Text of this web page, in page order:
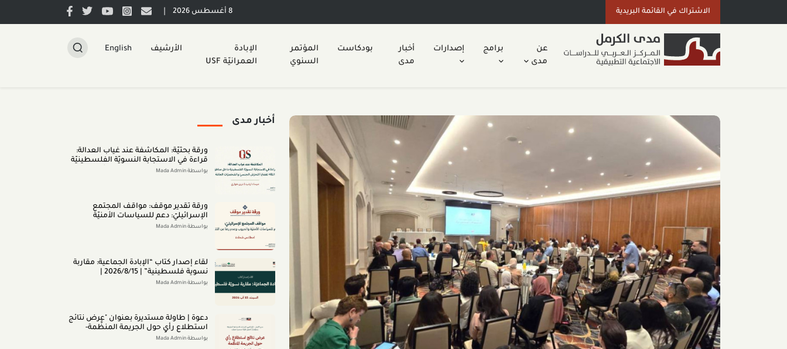
الاشتراك في القائمة البريدية 8 أغسطس 2026
عن
مدى
برامج إصدارات
أخبار
مدى
بودكاست
المؤتمر
السنوي
الإبادة
العمرانيّة USF
الأرشيف English
أخبار مدى
ورقة بحثيّة: المكاشفة عند غياب العدالة:
قراءة في الاستجابة النسويّة الفلسطينيّة
بواسطة Mada Admin
ورقة تقدير موقف: مواقف المجتمع
الإسرائيليّ: دعم للسياسات الأمنيّة
والحروب وعدم رضا عن النتائج (تمّوز 2026)
بواسطة Mada Admin
لقاء إصدار كتاب “اﻹﺑﺎدةّ اﻟﺠﻤﺎﻋﻴﺔ: ﻣﻘﺎرﺑﺔ
ﻧﺴﻮﻳﺔ ﻓﻠﺴﻄﻴﻨﻴﺔ” | 2026/8/15 |
بواسطة Mada Admin
دعوة | طاولة مستديرة بعنوان "عرض نتائج
استطلاع رأي حول الجريمة المنظَّمة-
مواقف وتصوُّرات المجتمع الفلسطينيّ
بواسطة Mada Admin